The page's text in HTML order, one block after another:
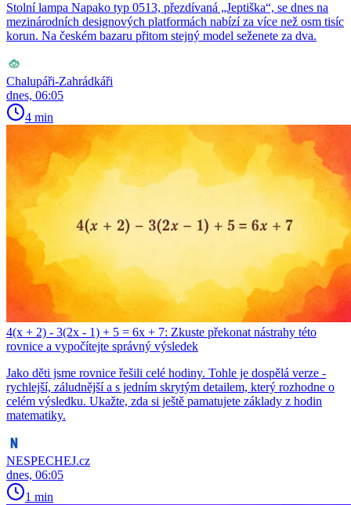
Stolní lampa Napako typ 0513, přezdívaná „Jeptiška“, se dnes na
mezinárodních designových platformách nabízí za více než osm tisíc
korun. Na českém bazaru přitom stejný model seženete za dva.
Chalupáři-Zahrádkáři
dnes, 06:05
4 min
4(x + 2) - 3(2x - 1) + 5 = 6x + 7: Zkuste překonat nástrahy této
rovnice a vypočítejte správný výsledek
Jako děti jsme rovnice řešili celé hodiny. Tohle je dospělá verze -
rychlejší, záludnější a s jedním skrytým detailem, který rozhodne o
celém výsledku. Ukažte, zda si ještě pamatujete základy z hodin
matematiky.
NESPECHEJ.cz
dnes, 06:05
1 min